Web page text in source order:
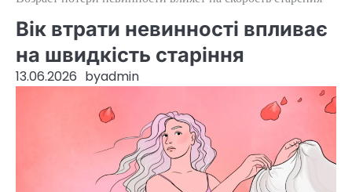
Вік втрати невинності впливає
на швидкість старіння
13.06.2026 byadmin